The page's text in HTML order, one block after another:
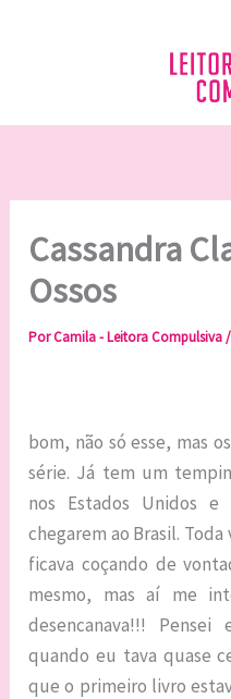
Cassandra
Ossos
PorCamila - Leitora Compulsiva/
bom, não só esse, mas
série. Já tem um
nos Estados Unidos
chegarem ao Brasil.
ficava coçando de
mesmo, mas aí me
desencanava!!!
quando eu tava quase
que o primeiro livro